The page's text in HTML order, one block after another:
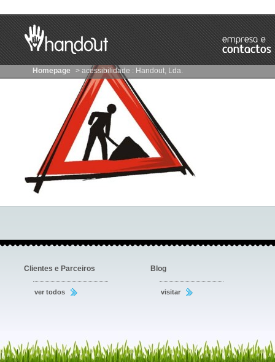
acessibilidade
:
Handout,
Barra
de
Navegação
Homepage > acessibilidade : Handout, Lda.
Corpo
externaClientes e Parceiros
ver todos
Blog
visitar